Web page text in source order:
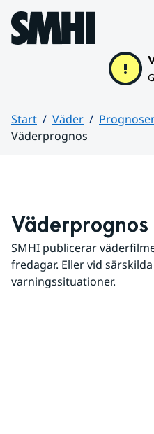
Hoppa till sidans innehåll
Start Väder
Väderprognos
Väderprognos
SMHI publicerar
fredagar. Eller vid
varningssituationer.